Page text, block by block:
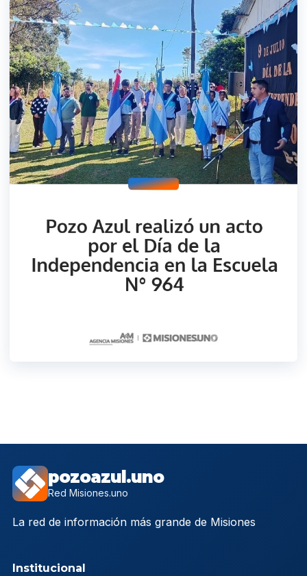
pozoazul.uno
Red Misiones.uno
La red de información más grande de Misiones
Institucional